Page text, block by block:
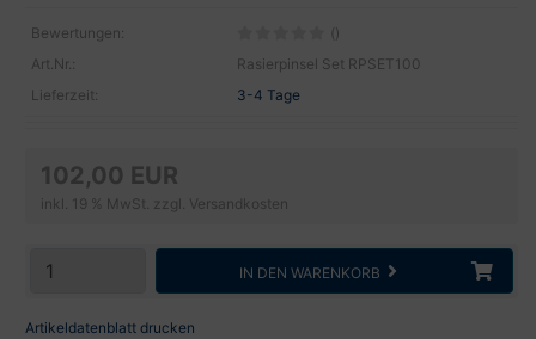
Bewertungen:
()
Art.Nr.:
Rasierpinsel Set RPSET100
Lieferzeit:
3-4 Tage
102,00 EUR
inkl. 19 % MwSt. zzgl. Versandkosten
IN DEN WARENKORB
Artikeldatenblatt drucken